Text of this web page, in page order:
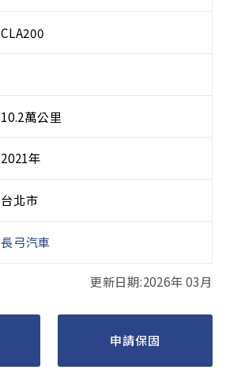
CLA200
10.2萬公里
2021年
台北市
長弓汽車
更新日期:2026年 03月
申請保固